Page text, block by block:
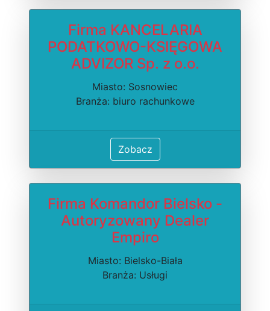
Firma KANCELARIA
PODATKOWO-KSIĘGOWA
ADVIZOR Sp. z o.o.
Miasto: Sosnowiec
Branża: biuro rachunkowe
Zobacz
Firma Komandor Bielsko -
Autoryzowany Dealer
Empiro
Miasto: Bielsko-Biała
Branża: Usługi